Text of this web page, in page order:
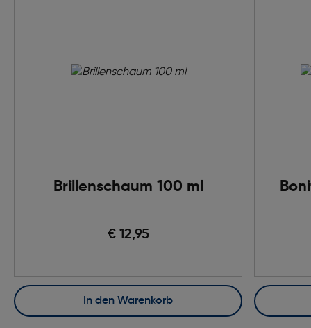
Brillenschaum 100 ml
€ 12,95
In den Warenkorb